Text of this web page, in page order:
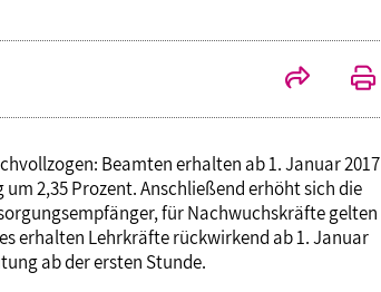
Budgeting
kompakt
Beamten erhalten ab 1. Januar 2017
2,35 Prozent. Anschließend erhöht sich die
für Nachwuchskräfte gelten
erhalten Lehrkräfte rückwirkend ab 1. Januar
ab der ersten Stunde.